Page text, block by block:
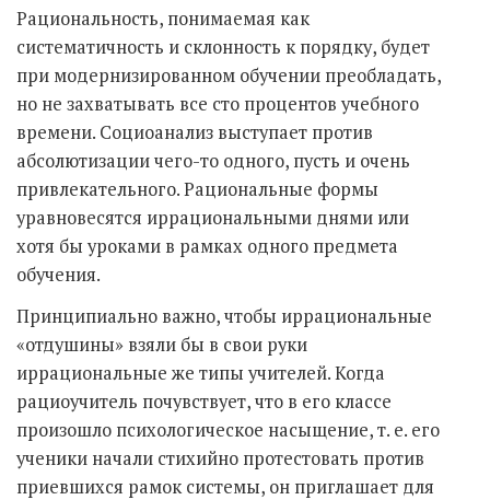
Рациональность, понимаемая как
систематичность и склонность к порядку, будет
при модернизированном обучении преобладать,
но не захватывать все сто процентов учебного
времени. Социоанализ выступает против
абсолютизации чего-то одного, пусть и очень
привлекательного. Рациональные формы
уравновесятся иррациональными днями или
хотя бы уроками в рамках одного предмета
обучения.
Принципиально важно, чтобы иррациональные
«отдушины» взяли бы в свои руки
иррациональные же типы учителей. Когда
рациоучитель почувствует, что в его классе
произошло психологическое насыщение, т. е. его
ученики начали стихийно протестовать против
приевшихся рамок системы, он приглашает для